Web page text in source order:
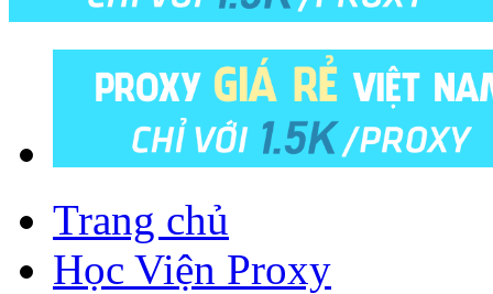
Trang chủ
Học Viện Proxy